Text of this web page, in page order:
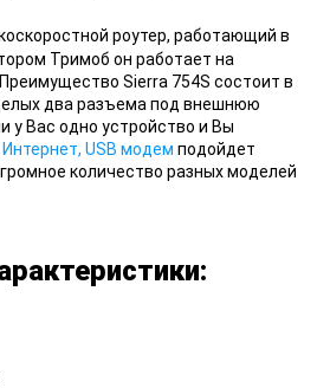
роутер, работающий в
Тримоб он работает на
Sierra 754S состоит в
два разъема под внешнюю
у Вас одно устройство и Вы
USB модем подойдет
количество разных моделей